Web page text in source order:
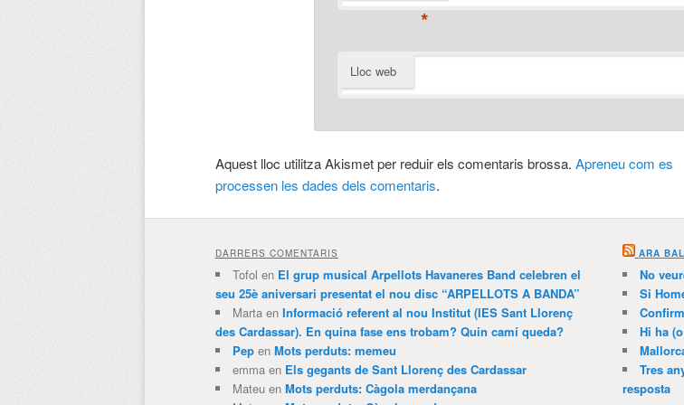
*
Lloc web
Aquest lloc utilitza Akismet per reduir els comentaris brossa. Apreneu com es
processen les dades dels comentaris.
DARRERS COMENTARIS
Tofol en El grup musical Arpellots Havaneres Band celebren el
seu 25è aniversari presentat el nou disc “ARPELLOTS A BANDA”
Martaen Informació referent al nou Institut (IES Sant Llorenç
des Cardassar). En quina fase ens trobam? Quin camí queda?
Pepen Mots perduts: memeu
emmaen Els gegants de Sant Llorenç des Cardassar
Mateuen Mots perduts: Càgola merdançana
ARA
No
Si
Hi ha
Tres
resposta